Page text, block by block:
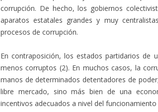
corrupción. De hecho, los gobiernos
aparatos estatales grandes y muy
procesos de corrupción.
En contraposición, los estados partidarios de
menos corruptos (2). En muchos casos, la
manos de determinados detentadores de
libre mercado, sino más bien de una
incentivos adecuados a nivel del